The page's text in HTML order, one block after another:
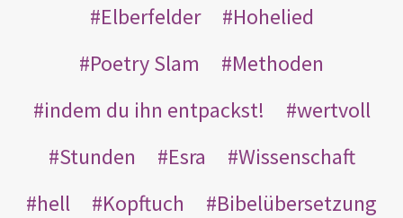
Elberfelder
Hohelied
Poetry Slam
Methoden
indem du ihn entpackst!
wertvoll
Stunden
Esra
Wissenschaft
hell
Kopftuch
Bibelübersetzung